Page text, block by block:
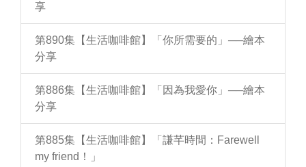
享
第890集【生活咖啡館】「你所需要的」──繪本
分享
第886集【生活咖啡館】「因為我愛你」──繪本
分享
第885集【生活咖啡館】「謙芊時間：Farewell
my friend！」